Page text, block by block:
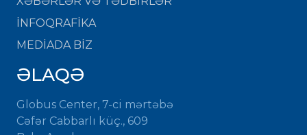
İNFOQRAFİKA
MEDİADA BİZ
ƏLAQƏ
Globus Center, 7-ci mərtəbə
Cəfər Cabbarlı küç., 609